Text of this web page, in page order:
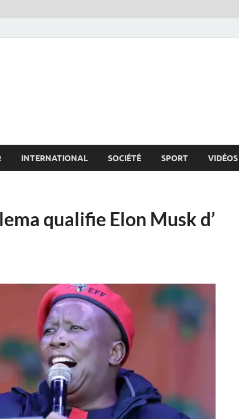
INTERNATIONAL SOCIÉTÉ SPORT VIDÉOS
qualifie Elon Musk d’